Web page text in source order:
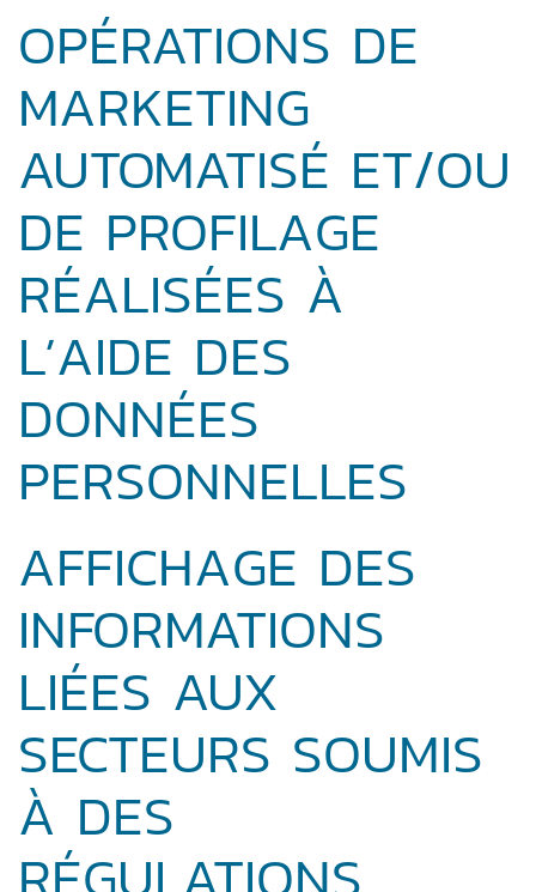
OPÉRATIONS DE
MARKETING
AUTOMATISÉ ET/OU
DE PROFILAGE
RÉALISÉES À
L’AIDE DES
DONNÉES
PERSONNELLES
AFFICHAGE DES
INFORMATIONS
LIÉES AUX
SECTEURS SOUMIS
À DES